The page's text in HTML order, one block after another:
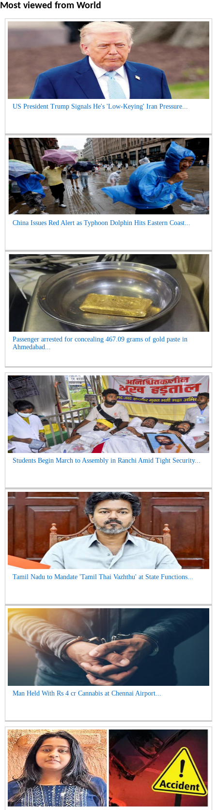
Most viewed from World
US President Trump Signals He's 'Low-Keying' Iran Pressure...
China Issues Red Alert as Typhoon Dolphin Hits Eastern Coast...
Passenger arrested for concealing 467.09 grams of gold paste in
Ahmedabad...
Students Begin March to Assembly in Ranchi Amid Tight Security...
Tamil Nadu to Mandate 'Tamil Thai Vazhthu' at State Functions...
Man Held With Rs 4 cr Cannabis at Chennai Airport...